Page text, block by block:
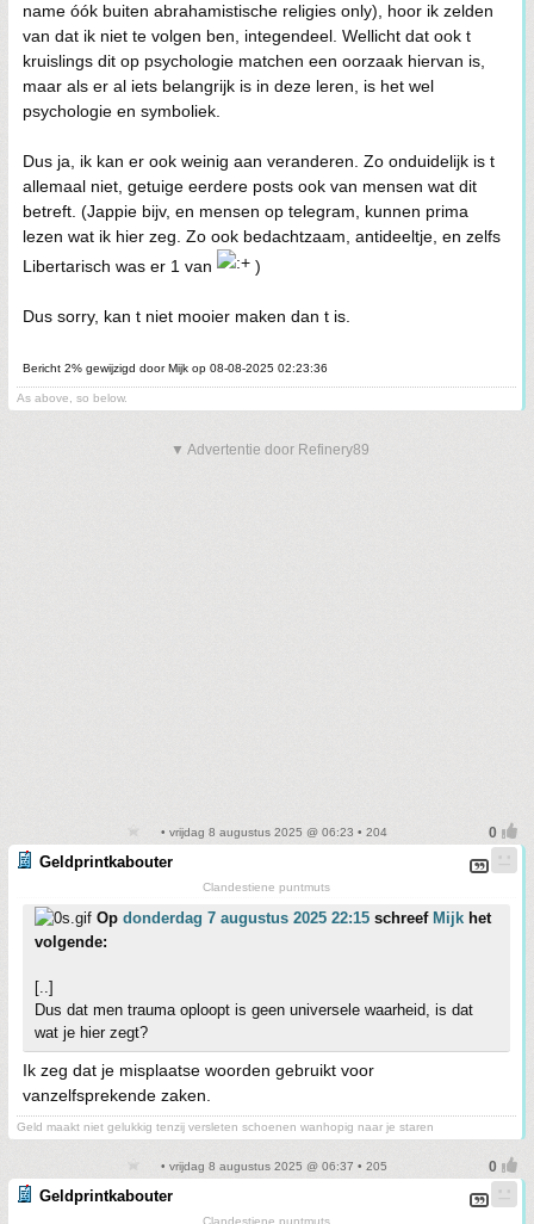
name óók buiten abrahamistische religies only), hoor ik zelden
van dat ik niet te volgen ben, integendeel. Wellicht dat ook t
kruislings dit op psychologie matchen een oorzaak hiervan is,
maar als er al iets belangrijk is in deze leren, is het wel
psychologie en symboliek.
Dus ja, ik kan er ook weinig aan veranderen. Zo onduidelijk is t
allemaal niet, getuige eerdere posts ook van mensen wat dit
betreft. (Jappie bijv, en mensen op telegram, kunnen prima
lezen wat ik hier zeg. Zo ook bedachtzaam, antideeltje, en zelfs
Libertarisch was er 1 van
)
Dus sorry, kan t niet mooier maken dan t is.
Bericht 2% gewijzigd door Mijk op 08-08-2025 02:23:36
As above, so below.
▼ Advertentie door Refinery89
• vrijdag 8 augustus 2025 @ 06:23 • 204
Geldprintkabouter
Clandestiene puntmuts
Op donderdag 7 augustus 2025 22:15 schreef Mijk het
volgende:
[..]
Dus dat men trauma oploopt is geen universele waarheid, is dat
wat je hier zegt?
Ik zeg dat je misplaatse woorden gebruikt voor
vanzelfsprekende zaken.
Geld maakt niet gelukkig tenzij versleten schoenen wanhopig naar je staren
• vrijdag 8 augustus 2025 @ 06:37 • 205
Geldprintkabouter
Clandestiene puntmuts